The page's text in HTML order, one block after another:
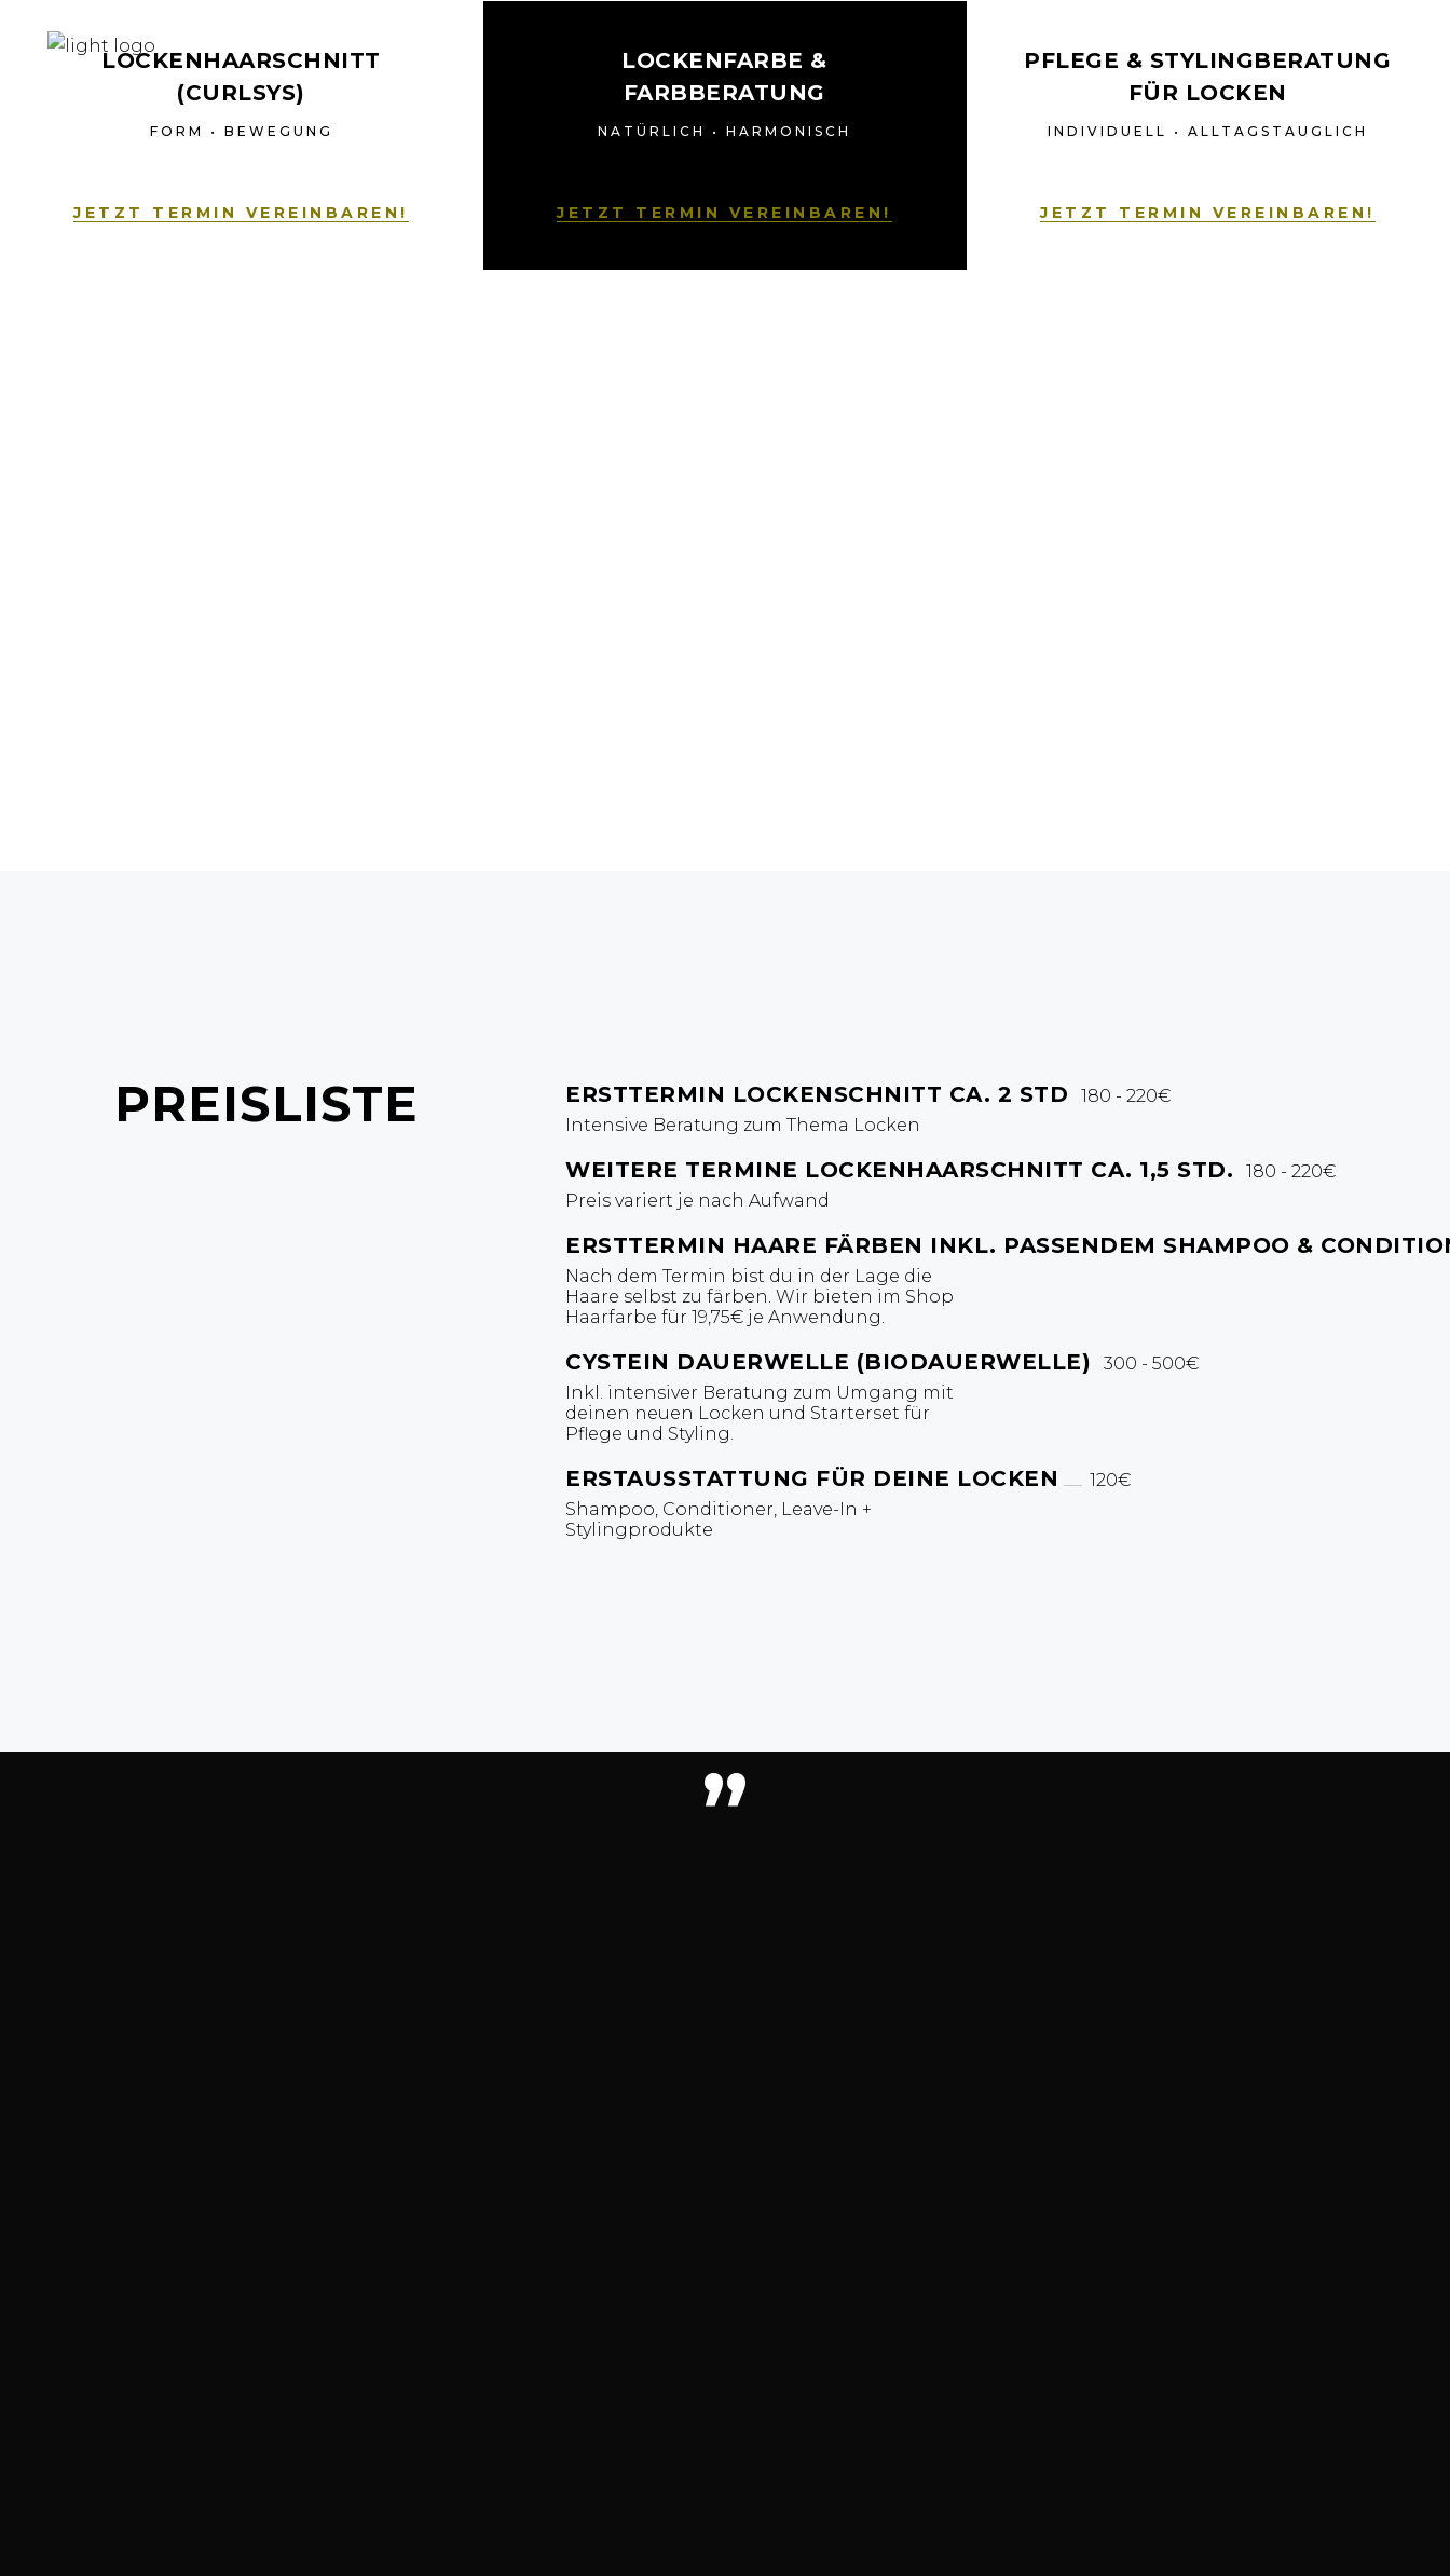
LOCKENHAARSCHNITT
(CURLSYS)
FORM • BEWEGUNG
JETZT TERMIN VEREINBAREN!
LOCKENFARBE &
FARBBERATUNG
NATÜRLICH • HARMONISCH
JETZT TERMIN VEREINBAREN!
PFLEGE & STYLINGBERATUNG
FÜR LOCKEN
INDIVIDUELL • ALLTAGSTAUGLICH
JETZT TERMIN VEREINBAREN!
PREISLISTE ERSTTERMIN LOCKENSCHNITT CA. 2 STD
180 - 220€
Intensive Beratung zum Thema Locken
WEITERE TERMINE LOCKENHAARSCHNITT CA. 1,5 STD.
180 - 220€
Preis variert je nach Aufwand
ERSTTERMIN HAARE FÄRBEN INKL. PASSENDEM SHAMPOO &
Nach dem Termin bist du in der Lage die
Haare selbst zu färben. Wir bieten im Shop
Haarfarbe für 19,75€ je Anwendung.
CYSTEIN DAUERWELLE (BIODAUERWELLE)
300 - 500€
Inkl. intensiver Beratung zum Umgang mit
deinen neuen Locken und Starterset für
Pflege und Styling.
ERSTAUSSTATTUNG FÜR DEINE LOCKEN
120€
Shampoo, Conditioner, Leave-In +
Stylingprodukte
”